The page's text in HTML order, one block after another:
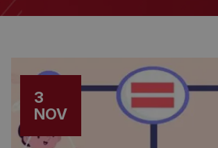
3
NOV